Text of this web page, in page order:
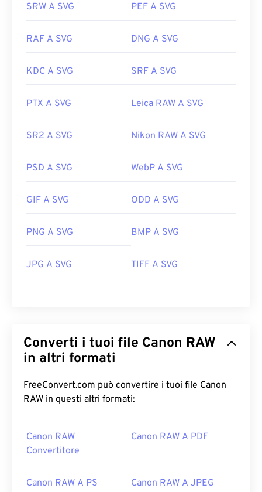
SRW A SVG PEF A SVG
RAF A SVG DNG A SVG
KDC A SVG SRF A SVG
PTX A SVG Leica RAW A SVG
SR2 A SVG Nikon RAW A SVG
PSD A SVG WebP A SVG
GIF A SVG ODD A SVG
PNG A SVG BMP A SVG
JPG A SVG TIFF A SVG
Converti i tuoi file Canon RAW
in altri formati
FreeConvert.com può convertire i tuoi file Canon
RAW in questi altri formati:
Canon RAW
Convertitore
Canon RAW A PDF
Canon RAW A PS Canon RAW A JPEG